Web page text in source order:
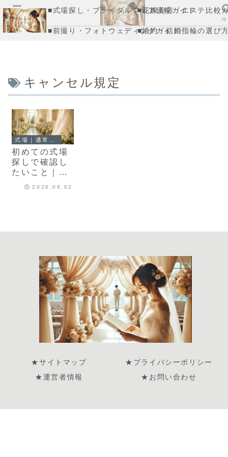
■式場探し・ブライダルフェア比較ガイド
■花嫁美容・エステ比較
■前撮り・フォトウェディングガイド■婚約・結婚指輪の選び
キャンセル規定
初めての式場
探しで確認し
たいこと｜後
2026.06.02
★サイトマップ
★プライバシーポリシー
★運営者情報
★お問い合わせ
メニュー